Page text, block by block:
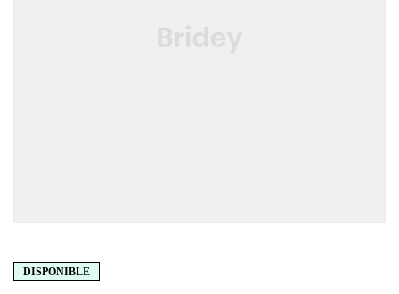
DISPONIBLE